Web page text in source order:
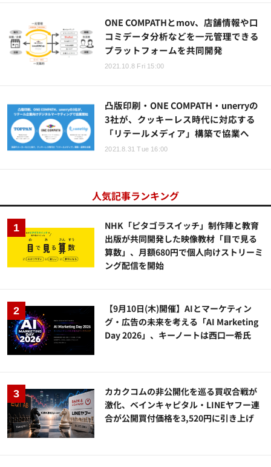
ONE COMPATHとmov、店舗情報や口
コミデータ分析などを一元管理できる
プラットフォームを共同開発
2021.10.8 Fri 15:00
凸版印刷・ONE COMPATH・unerryの
3社が、クッキーレス時代に対応する
「リテールメディア」構築で協業へ
2021.8.31 Tue 16:00
人気記事ランキング
NHK「ピタゴラスイッチ」制作陣と教育
出版が共同開発した映像教材「目で見る
算数」、月額680円で個人向けストリーミ
ング配信を開始
【9月10日(木)開催】AIとマーケティン
グ・広告の未来を考える「AI Marketing
Day 2026」、キーノートは西口一希氏
カカクコムの非公開化を巡る買収合戦が
激化、ベインキャピタル・LINEヤフー連
合が公開買付価格を3,520円に引き上げ